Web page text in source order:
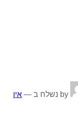
נשלח ב — אין